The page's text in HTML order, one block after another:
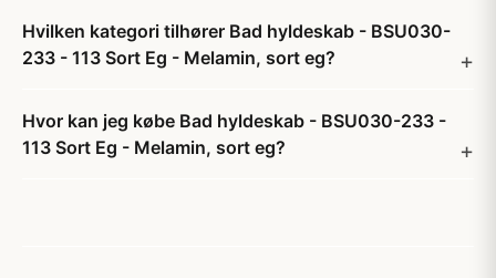
Hvilken kategori tilhører Bad hyldeskab - BSU030-
233 - 113 Sort Eg - Melamin, sort eg?
Hvor kan jeg købe Bad hyldeskab - BSU030-233 -
113 Sort Eg - Melamin, sort eg?